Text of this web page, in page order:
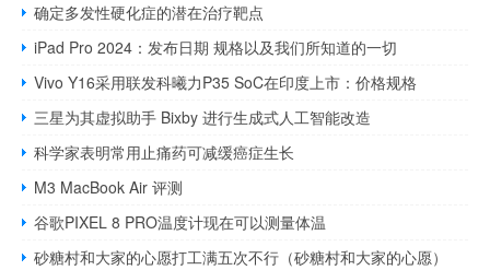
确定多发性硬化症的潜在治疗靶点
iPad Pro 2024：发布日期 规格以及我们所知道的一切
Vivo Y16采用联发科曦力P35 SoC在印度上市：价格规格
三星为其虚拟助手 Bixby 进行生成式人工智能改造
科学家表明常用止痛药可减缓癌症生长
M3 MacBook Air 评测
谷歌PIXEL 8 PRO温度计现在可以测量体温
砂糖村和大家的心愿打工满五次不行（砂糖村和大家的心愿）